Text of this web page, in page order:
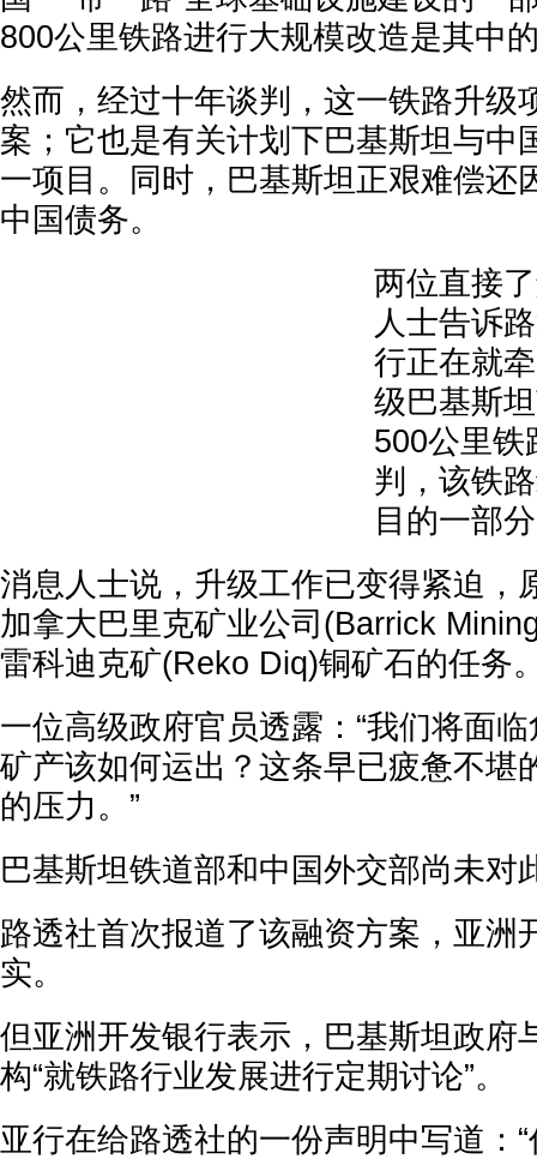
800公里铁路进行大规模改造是其中
然而，经过十年谈判，这一铁路升级
案；它也是有关计划下巴基斯坦与中
一项目。同时，巴基斯坦正艰难偿还
中国债务。
两位直接
人士告诉
行正在就
级巴基斯
500公里铁
判，该铁
目的一部
消息人士说，升级工作已变得紧迫，
加拿大巴里克矿业公司(Barrick
雷科迪克矿(Reko Diq)铜矿石的任务
一位高级政府官员透露：“我们将面
矿产该如何运出？这条早已疲惫不堪
的压力。”
巴基斯坦铁道部和中国外交部尚未对
路透社首次报道了该融资方案，亚洲
实。
但亚洲开发银行表示，巴基斯坦政府
构“就铁路行业发展进行定期讨论”。
亚行在给路透社的一份声明中写道：